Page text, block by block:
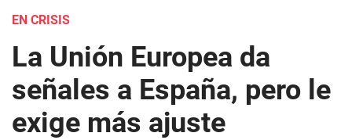
EN CRISIS
La Unión Europea da
señales a España, pero le
exige más ajuste